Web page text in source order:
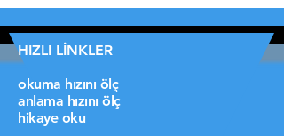
HIZLI LİNKLER
okuma hızını ölç
anlama hızını ölç
hikaye oku